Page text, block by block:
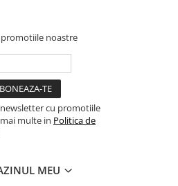
noastre
cu promotiile
multe in Politica de
MEU